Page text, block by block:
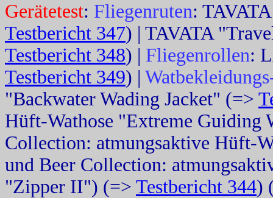
Gerätetest: Fliegenruten:
Testbericht 347) | TAVATA
Testbericht 348) | Fliegenrollen:
Testbericht 349) |
"Backwater Wading Jacket" (=>
Hüft-Wathose "Extreme Guiding
Collection: atmungsaktive Hüft-
und Beer Collection:
"Zipper II") (=> Testbericht 344)